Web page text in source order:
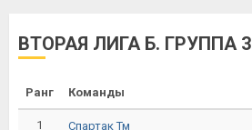
ВТОРАЯ ЛИГА Б. ГРУППА 3
Ранг Команды
1 Спартак Тм